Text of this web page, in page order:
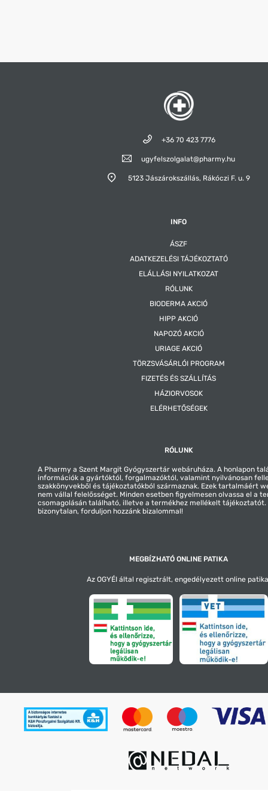
+36 70 423 7776
ugyfelszolgalat@pharmy.hu
5123 Jászárokszállás, Rákóczi F. u. 9
INFO
ÁSZF
ADATKEZELÉSI TÁJÉKOZTATÓ
ELÁLLÁSI NYILATKOZAT
RÓLUNK
BIODERMA AKCIÓ
HIPP AKCIÓ
NAPOZÓ AKCIÓ
URIAGE AKCIÓ
TÖRZSVÁSÁRLÓI PROGRAM
FIZETÉS ÉS SZÁLLÍTÁS
HÁZIORVOSOK
ELÉRHETŐSÉGEK
RÓLUNK
A Pharmy a Szent Margit Gyógyszertár webáruháza. A honlapon
információk a gyártóktól, forgalmazóktól, valamint nyilvánosan
szakkönyvekből és tájékoztatókból származnak. Ezek tartalmáért
nem vállal felelősséget. Minden esetben figyelmesen olvassa el a
csomagolásán található, illetve a termékhez mellékelt tájékoztatót.
bizonytalan, forduljon hozzánk bizalommal!
MEGBÍZHATÓ ONLINE PATIKA
Az OGYÉI által regisztrált, engedélyezett online